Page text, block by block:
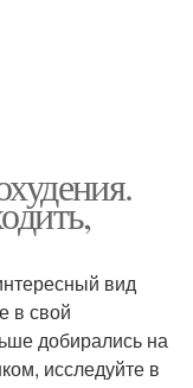
вид
в свой
добирались на
исследуйте в